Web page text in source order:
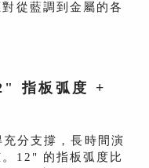
從藍調到金屬的各
指板弧度 +
分支撐，長時間演
12" 的指板弧度比